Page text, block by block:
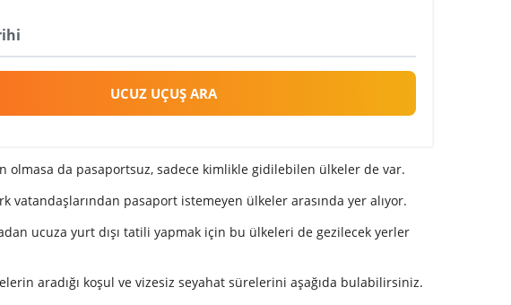
UCUZ UÇUŞ ARA
olmasa da pasaportsuz, sadece kimlikle gidilebilen ülkeler de var.
vatandaşlarından pasaport istemeyen ülkeler arasında yer alıyor.
ucuza yurt dışı tatili yapmak için bu ülkeleri de gezilecek yerler
aradığı koşul ve vizesiz seyahat sürelerini aşağıda bulabilirsiniz.